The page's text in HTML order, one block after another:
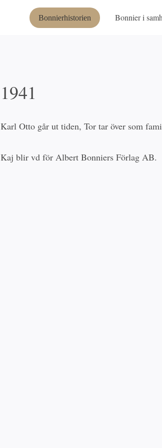
Bonnierhistorien Bonnier i
1941
Karl Otto går ut tiden, Tor tar över som
Kaj blir vd för Albert Bonniers Förlag AB.